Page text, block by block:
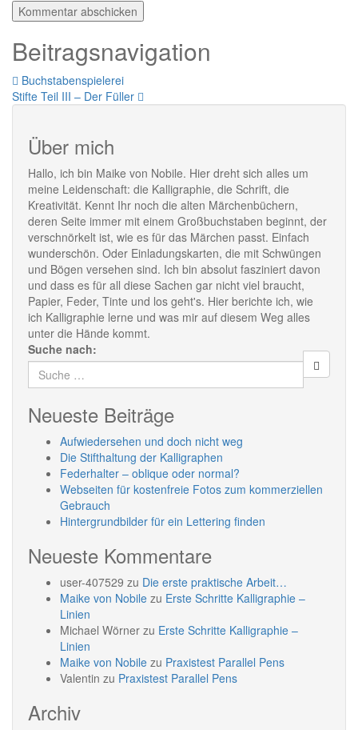
Beitragsnavigation
Buchstabenspielerei
Stifte Teil III – Der Füller
Über mich
Hallo, ich bin Maike von Nobile. Hier dreht sich alles um
meine Leidenschaft: die Kalligraphie, die Schrift, die
Kreativität. Kennt Ihr noch die alten Märchenbüchern,
deren Seite immer mit einem Großbuchstaben beginnt, der
verschnörkelt ist, wie es für das Märchen passt. Einfach
wunderschön. Oder Einladungskarten, die mit Schwüngen
und Bögen versehen sind. Ich bin absolut fasziniert davon
und dass es für all diese Sachen gar nicht viel braucht,
Papier, Feder, Tinte und los geht's. Hier berichte ich, wie
ich Kalligraphie lerne und was mir auf diesem Weg alles
unter die Hände kommt.
Suche nach:
Neueste Beiträge
Aufwiedersehen und doch nicht weg
Die Stifthaltung der Kalligraphen
Federhalter – oblique oder normal?
Webseiten für kostenfreie Fotos zum kommerziellen
Gebrauch
Hintergrundbilder für ein Lettering finden
Neueste Kommentare
user-407529 zu Die erste praktische Arbeit…
Maike von Nobile zu Erste Schritte Kalligraphie –
Linien
Michael Wörner zu Erste Schritte Kalligraphie –
Linien
Maike von Nobile zu Praxistest Parallel Pens
Valentin zu Praxistest Parallel Pens
Archiv